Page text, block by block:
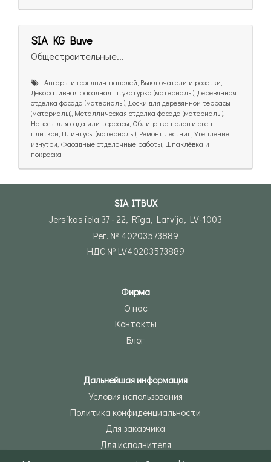
SIA KG Buve
Общестроительные...
Ангары из сэндвич-панелей, Выключатели и розетки,
Декоративная фасадная штукатурка (материалы), Деревянная
отделка фасада (материалы), Доски для деревянной террасы
(материалы), Металлическая отделка фасада (материалы),
Навесы для сада или террасы, Облицовка полов и стен
плиткой, Плинтусы (материалы), Ремонт лестниц, Утепление
изнутри, Фасадные отделочные работы, Шпаклёвка и
покраска
SIA ITBUX
Jersikas iela 37 - 22, Rīga, Latvija, LV-1003
Рег. № 40203573889
НДС № LV40203573889
Фирма
О нас
Контакты
Блог
Дальнейшая информация
Условия использования
Политика конфиденциальности
Для заказчика
Для исполнителя